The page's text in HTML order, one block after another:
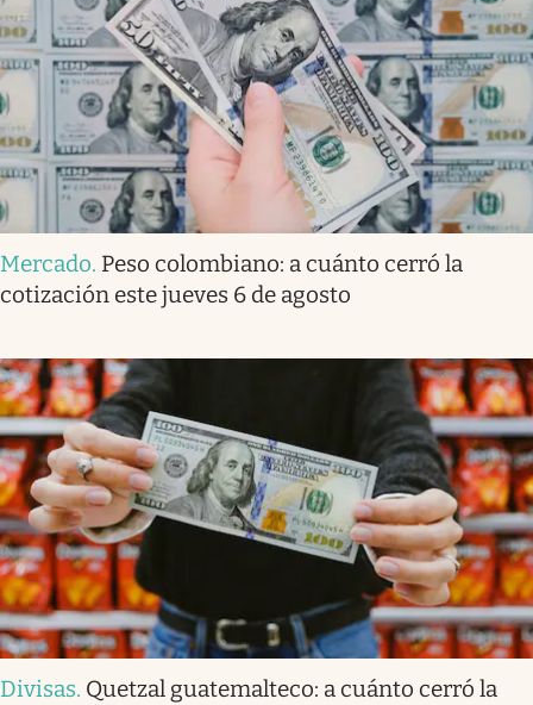
Mercado. Peso colombiano: a cuánto cerró la
cotización este jueves 6 de agosto
Divisas. Quetzal guatemalteco: a cuánto cerró la